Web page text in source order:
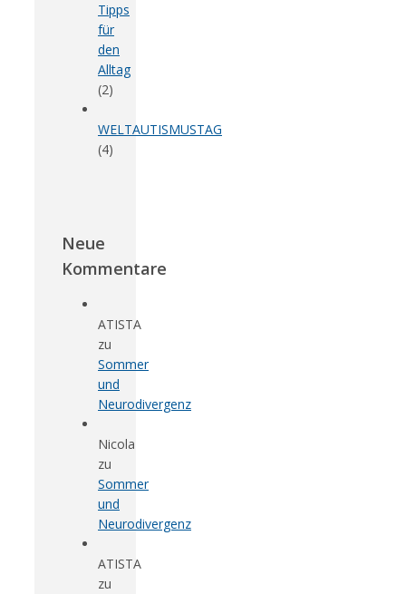
Tipps
für
den
Alltag
(2)
WELTAUTISMUSTAG
(4)
Neue
Kommentare
ATISTA
zu
Sommer
und
Neurodivergenz
Nicola
zu
Sommer
und
Neurodivergenz
ATISTA
zu